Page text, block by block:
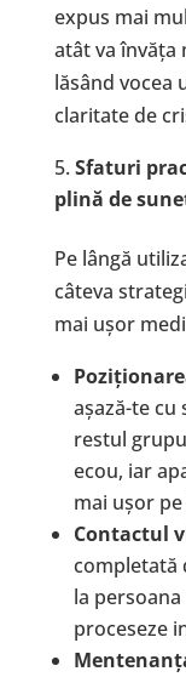
expus mai
atât va învăța
lăsând vocea
claritate de
Sfaturi
plină de
Pe lângă
câteva
mai ușor
Poziț
așază-te cu
restul
ecou, iar
mai ușor
Contactul
completată
la
proceseze
Mentenanț